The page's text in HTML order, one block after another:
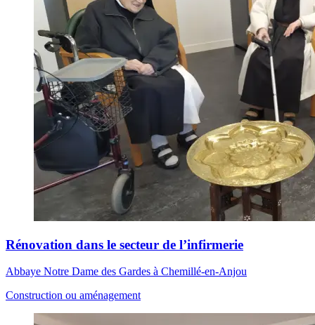
Rénovation dans le secteur de l’infirmerie
Abbaye Notre Dame des Gardes à Chemillé-en-Anjou
Construction ou aménagement